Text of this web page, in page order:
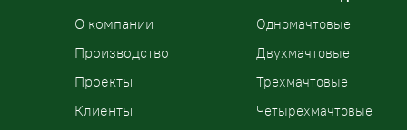
О компании
Производство
Проекты
Клиенты
Одномачтовые
Двухмачтовые
Трехмачтовые
Четырехмачтовые